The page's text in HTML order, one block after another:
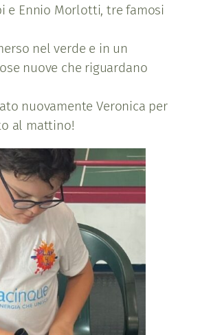
e Ennio Morlotti, tre famosi
nel verde e in un
nuove che riguardano
nuovamente Veronica per
al mattino!